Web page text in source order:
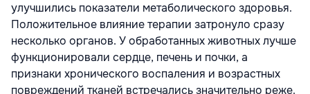
улучшились показатели метаболического здоровья.
Положительное влияние терапии затронуло сразу
несколько органов. У обработанных животных лучше
функционировали сердце, печень и почки, а
признаки хронического воспаления и возрастных
повреждений тканей встречались значительно реже.